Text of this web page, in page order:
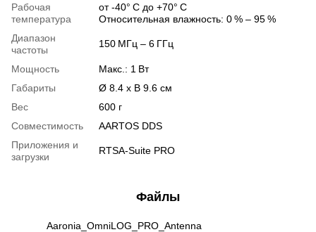
Рабочая
температура
от -40° C до +70° C
Относительная влажность: 0 % – 95 %
Диапазон
частоты
150 МГц – 6 ГГц
Мощность
Макс.: 1 Вт
Габариты
Ø 8.4 x В 9.6 см
Вес
600 г
Совместимость
AARTOS DDS
Приложения и
загрузки
RTSA-Suite PRO
Файлы
Aaronia_OmniLOG_PRO_Antenna